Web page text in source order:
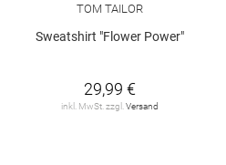
TOM TAILOR
Sweatshirt "Flower Power"
29,99 €
inkl. MwSt. zzgl. Versand